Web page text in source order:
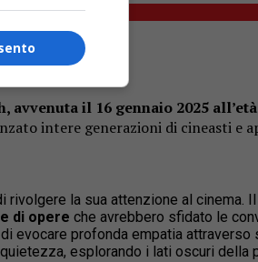
avvenutail 16 gennaio 2025 all’età
intere generazioni di cineasti e
la sua attenzione al cinema.
di opere che avrebbero sfidato le
evocare profonda empatia
esplorando i lati oscuri della